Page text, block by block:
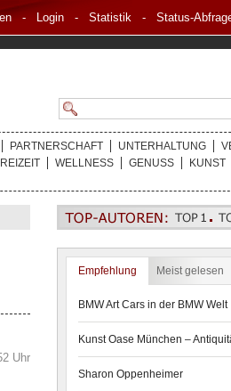
- Login- Statistik- Status-
PARTNERSCHAFT UNTERHALTUNG
WELLNESS GENUSS KUNST
Uhr
Empfehlung Meist gelesen
BMW Art Cars in der BMW Welt
Kunst Oase München –
Sharon Oppenheimer